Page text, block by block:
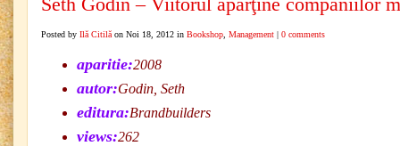
Posted by Ilă Citilă on Noi 18, 2012 in Bookshop Management | 0 comments
aparitie:2008
autor:Godin, Seth
editura:Brandbuilders
views:262